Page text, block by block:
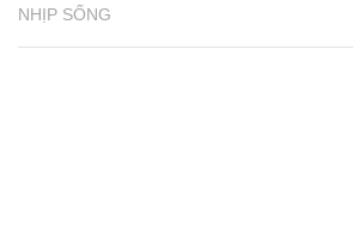
NHỊP SỐNG